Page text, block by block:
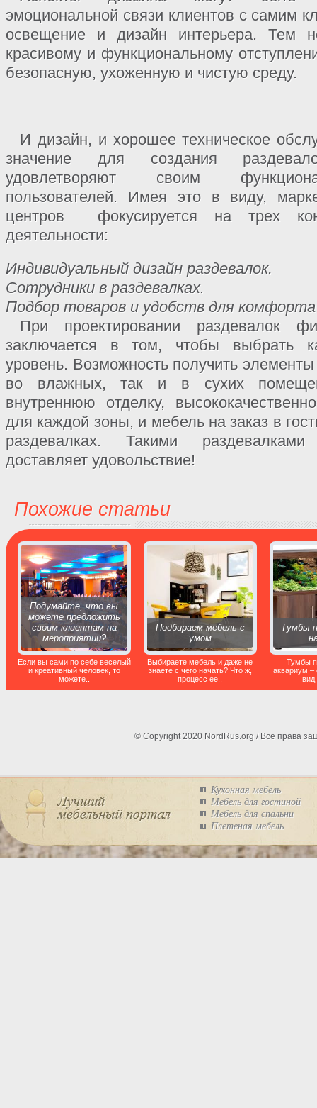
эмоциональной связи клиентов с самим
освещение и дизайн интерьера. Тем
красивому и функциональному
безопасную, ухоженную и чистую среду.
И дизайн, и хорошее техническое
значение для создания
удовлетворяют своим
пользователей. Имея это в виду,
центров
фокусируется на трех
деятельности:
Индивидуальный дизайн раздевалок.
Сотрудники в раздевалках.
Подбор товаров и удобств для комфорта
При проектировании раздевалок
заключается в том, чтобы выбрать
уровень. Возможность получить элементы
во влажных, так и в сухих
внутреннюю отделку,
для каждой зоны, и мебель на заказ в
раздевалках. Такими
доставляет удовольствие!
Похожие статьи
Подумайте, что вы
можете предложить
своим клиентам на
мероприятии?
Если вы сами по себе веселый
и креативный человек, то
можете..
Подбираем мебель с
умом
Выбираете мебель и даже не
знаете с чего начать? Что ж,
процесс ее..
Тумбы
Тумбы
аквариум
вид
© Copyright 2020 NordRus.org / Все права
Кухонная мебель
Мебель для гостиной
Мебель для спальни
Плетеная мебель